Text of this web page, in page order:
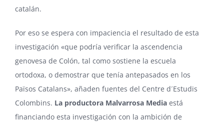
catalán.
Por eso se espera con impaciencia el resultado de esta
investigación «que podría verificar la ascendencia
genovesa de Colón, tal como sostiene la escuela
ortodoxa, o demostrar que tenía antepasados en los
Països Catalans», añaden fuentes del Centre d´Estudis
Colombins. La productora Malvarrosa Media está
financiando esta investigación con la ambición de